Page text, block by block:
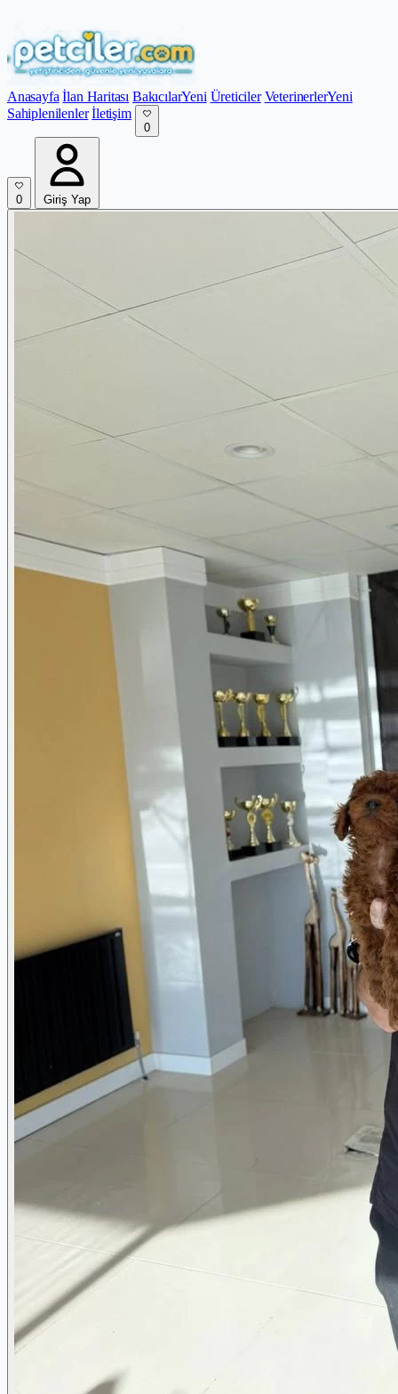
Anasayfa İlan Haritası BakıcılarYeni Üreticiler VeterinerlerYeni
Sahiplenilenler İletişim
0
0 Giriş Yap